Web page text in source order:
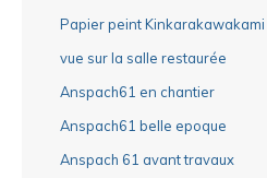
Papier peint Kinkarakawakami
vue sur la salle restaurée
Anspach61 en chantier
Anspach61 belle epoque
Anspach 61 avant travaux